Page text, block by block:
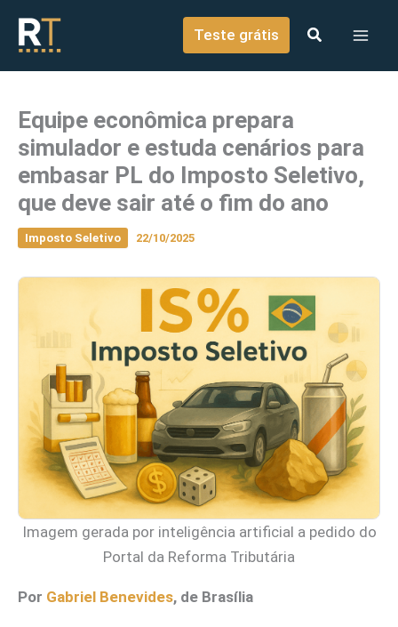
conteúdo
Teste grátis
Equipe econômica prepara
simulador e estuda cenários para
embasar PL do Imposto Seletivo,
que deve sair até o fim do ano
Imposto Seletivo 22/10/2025
Imagem gerada por inteligência artificial a pedido do
Portal da Reforma Tributária
Por Gabriel Benevides, de Brasília